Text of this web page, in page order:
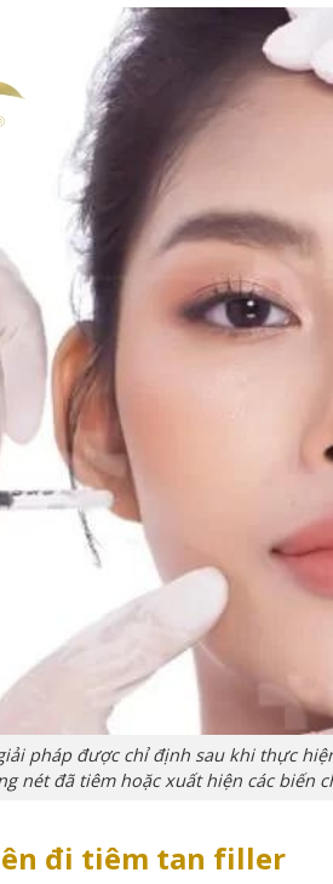
pháp được chỉ định sau khi thực
nét đã tiêm hoặc xuất hiện các biến
đi tiêm tan filler